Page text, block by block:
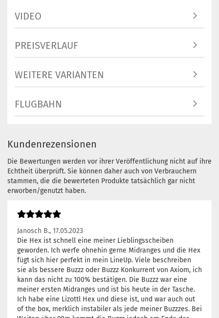
VIDEO
PREISVERLAUF
WEITERE VARIANTEN
FLUGBAHN
Kundenrezensionen
Die Bewertungen werden vor ihrer Veröffentlichung nicht auf ihre
Echtheit überprüft. Sie können daher auch von Verbrauchern
stammen, die die bewerteten Produkte tatsächlich gar nicht
erworben/genutzt haben.
Janosch B., 17.05.2023
Die Hex ist schnell eine meiner Lieblingsscheiben
geworden. Ich werfe ohnehin gerne Midranges und die Hex
fügt sich hier perfekt in mein LineUp. Viele beschreiben
sie als bessere Buzzz oder Buzzz Konkurrent von Axiom, ich
kann das nicht zu 100% bestätigen. Die Buzzz war eine
meiner ersten Midranges und ist bis heute in der Tasche.
Ich habe eine Lizottl Hex und diese ist, und war auch out
of the box, merklich instabiler als jede meiner Buzzzes. Bei